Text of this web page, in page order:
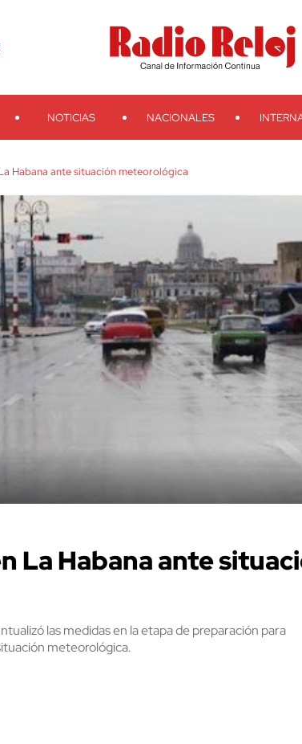
TelegramTeveo Ivoox RSS Search
NOTICIAS NACIONALES
Habana ante situación meteorológica
La Habana ante
las medidas en la etapa de preparación para
meteorológica.